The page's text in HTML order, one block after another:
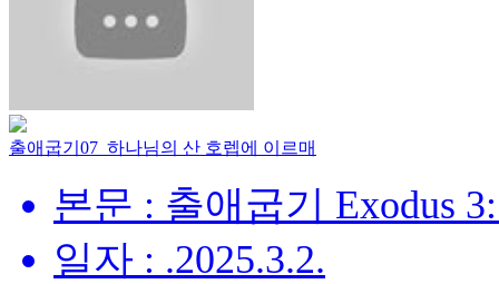
출애굽기07_하나님의 산 호렙에 이르매
본문 : 출애굽기 Exodus
일자 : .2025.3.2.